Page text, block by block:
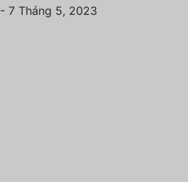
- 7 Tháng 5, 2023